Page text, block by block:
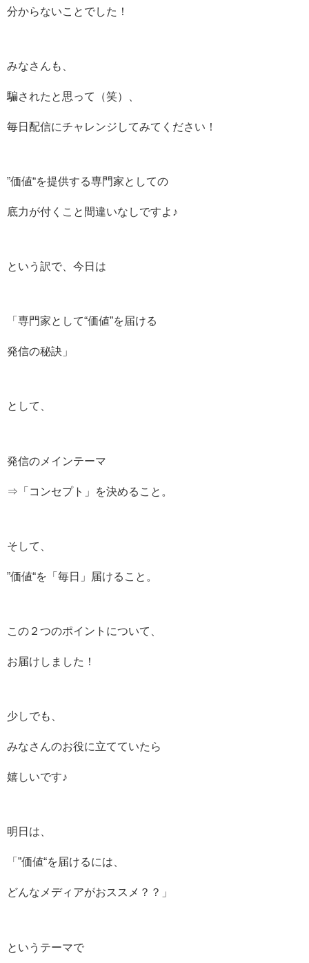
分からないことでした！
みなさんも、
騙されたと思って（笑）、
毎日配信にチャレンジしてみてください！
”価値“を提供する専門家としての
底力が付くこと間違いなしですよ♪
という訳で、今日は
「専門家として“価値”を届ける
発信の秘訣」
として、
発信のメインテーマ
⇒「コンセプト」を決めること。
そして、
”価値“を「毎日」届けること。
この２つのポイントについて、
お届けしました！
少しでも、
みなさんのお役に立てていたら
嬉しいです♪
明日は、
「”価値“を届けるには、
どんなメディアがおススメ？？」
というテーマで